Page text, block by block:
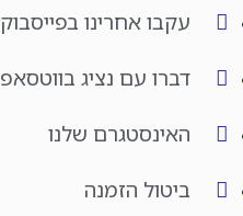
עקבו אחרינו בפייסבוק
דברו עם נציג בווטסאפ
האינסטגרם שלנו
ביטול הזמנה